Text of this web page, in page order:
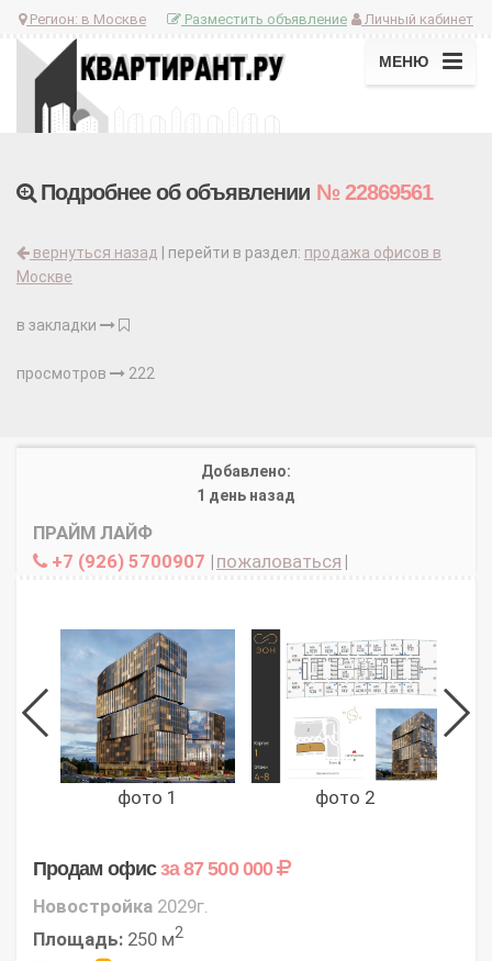
Регион: в Москве Личный кабинет
Разместить объявление
МЕНЮ
Подробнее об объявлении № 22869561
вернуться назад | перейти в раздел: продажа офисов в
Москве
в закладки
просмотров 222
Добавлено:
1 день назад
ПРАЙМ ЛАЙФ
+7 (926) 5700907 | пожаловаться |
фото 1 фото 2
Продам офисза 87 500 000
Новостройка 2029г.
Площадь: 250 м2